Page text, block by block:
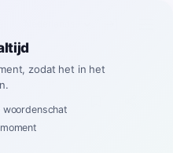
zodat het in het
woordenschat